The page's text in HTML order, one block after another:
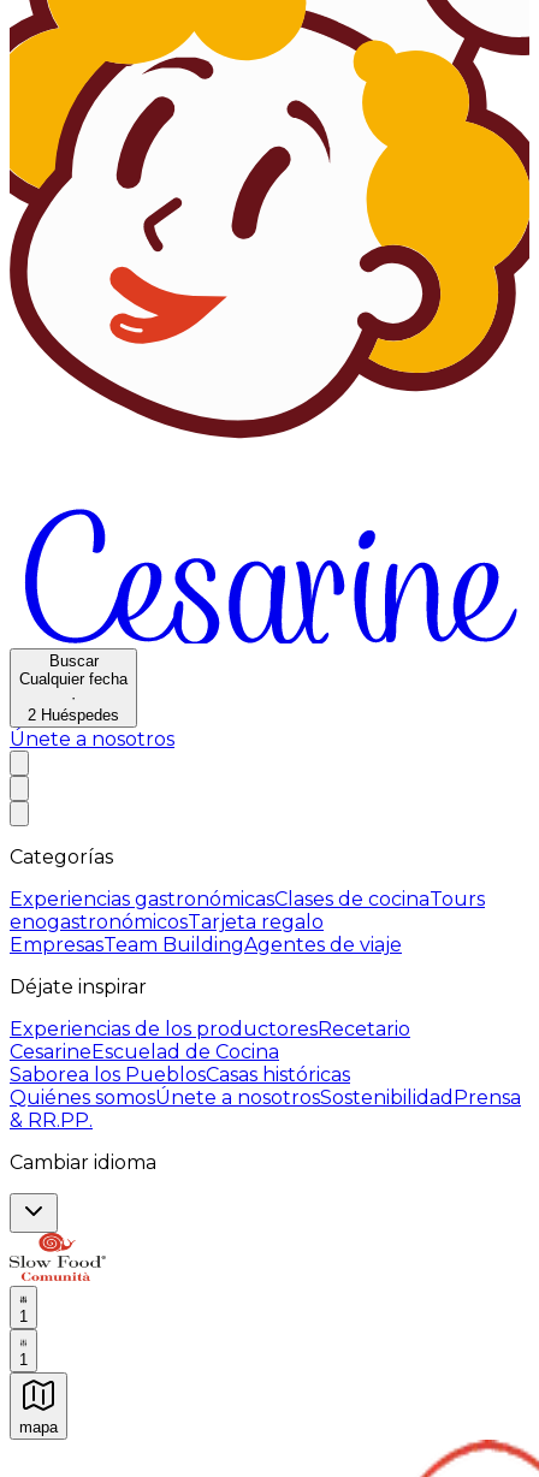
Buscar
Cualquier fecha
·
2 Huéspedes
Únete a nosotros
Categorías
Experiencias gastronómicasClases de cocinaTours
enogastronómicosTarjeta regalo
EmpresasTeam BuildingAgentes de viaje
Déjate inspirar
Experiencias de los productoresRecetario
CesarineEscuelad de Cocina
Saborea los PueblosCasas históricas
Quiénes somosÚnete a nosotrosSostenibilidad Prensa
& RR.PP.
Cambiar idioma
1
1
mapa
Experiencias culinarias inolvidables: Experiencias